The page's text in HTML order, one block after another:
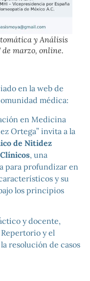
y Análisis
de marzo, online.
en la web de
médica:
en Medicina
Ortega” invita a la
de Nitidez
, una
para profundizar en
y su
los principios
y docente,
y el
resolución de casos